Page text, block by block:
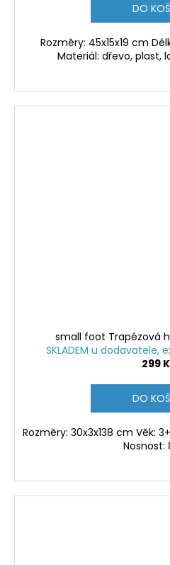
DO
Rozměry: 45x15x19 cm
Materiál: dřevo, plast,
small foot Trapézová
SKLADEM u dodavatele,
299
DO
Rozměry: 30x3x138 cm Věk:
Nosnost: